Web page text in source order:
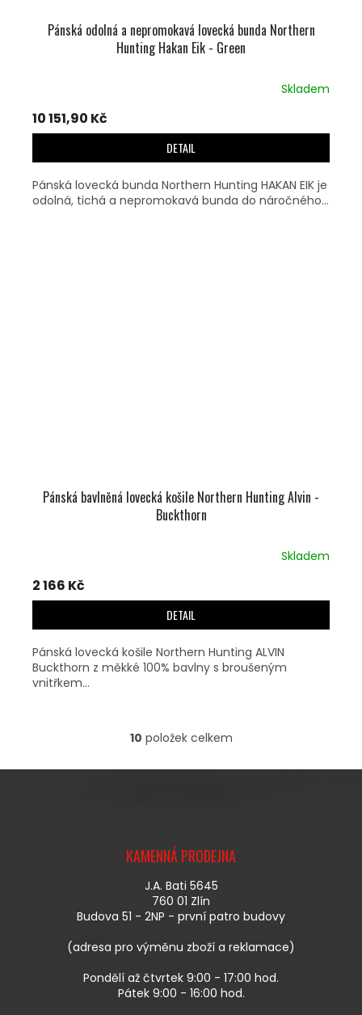
Pánská odolná a nepromokavá lovecká bunda Northern
Hunting Hakan Eik - Green
Skladem
10 151,90 Kč
DETAIL
Pánská lovecká bunda Northern Hunting HAKAN EIK je
odolná, tichá a nepromokavá bunda do náročného...
Pánská bavlněná lovecká košile Northern Hunting Alvin -
Buckthorn
Skladem
2 166 Kč
DETAIL
Pánská lovecká košile Northern Hunting ALVIN
Buckthorn z měkké 100% bavlny s broušeným
vnitřkem...
O
L
Í
P
R
V
K
V
P
I
10 položek celkem
KAMENNÁ PRODEJNA
J.A. Bati 5645
760 01 Zlín
Budova 51 - 2NP - první patro budovy
(adresa pro výměnu zboží a reklamace)
Pondělí až čtvrtek 9:00 - 17:00 hod.
Pátek 9:00 - 16:00 hod.